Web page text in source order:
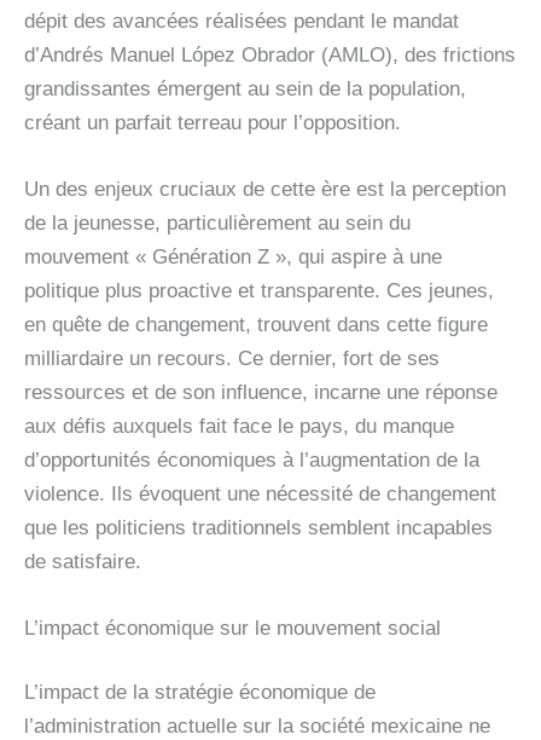
dépit des avancées réalisées pendant le mandat
d’Andrés Manuel López Obrador (AMLO), des frictions
grandissantes émergent au sein de la population,
créant un parfait terreau pour l’opposition.
Un des enjeux cruciaux de cette ère est la perception
de la jeunesse, particulièrement au sein du
mouvement « Génération Z », qui aspire à une
politique plus proactive et transparente. Ces jeunes,
en quête de changement, trouvent dans cette figure
milliardaire un recours. Ce dernier, fort de ses
ressources et de son influence, incarne une réponse
aux défis auxquels fait face le pays, du manque
d’opportunités économiques à l’augmentation de la
violence. Ils évoquent une nécessité de changement
que les politiciens traditionnels semblent incapables
de satisfaire.
L’impact économique sur le mouvement social
L’impact de la stratégie économique de
l’administration actuelle sur la société mexicaine ne